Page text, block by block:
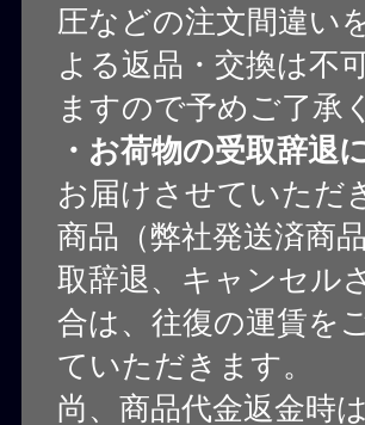
圧などの注文間違い
よる返品・交換は不
ますので予めご了承
・お荷物の受取辞退
お届けさせていただ
商品（弊社発送済商
取辞退、キャンセル
合は、往復の運賃を
ていただきます。
尚、商品代金返金時